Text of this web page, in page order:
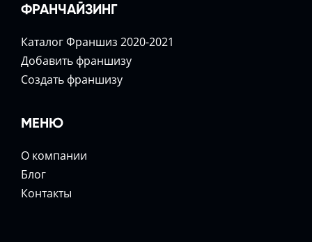
ФРАНЧАЙЗИНГ
Каталог Франшиз 2020-2021
Добавить франшизу
Создать франшизу
МЕНЮ
О компании
Блог
Контакты